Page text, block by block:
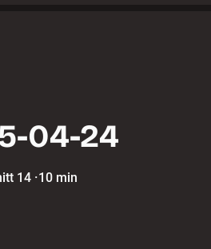
04-24
14 ·10 min